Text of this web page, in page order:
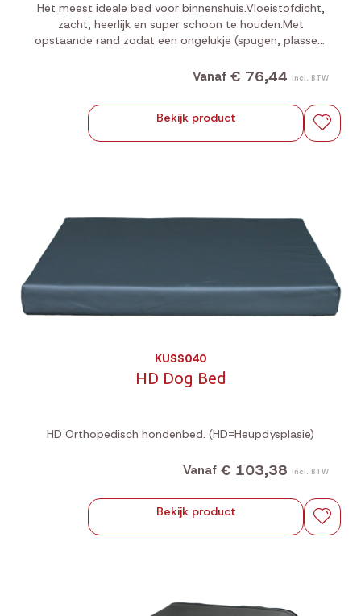
Het meest ideale bed voor binnenshuis.Vloeistofdicht,
zacht, heerlijk en super schoon te houden.Met
opstaande rand zodat een ongelukje (spugen, plassen,
Vanaf € 76,44 Incl. BTW
Bekijk product
KUSS040
HD Dog Bed
HD Orthopedisch hondenbed. (HD=Heupdysplasie)
Vanaf € 103,38 Incl. BTW
Bekijk product